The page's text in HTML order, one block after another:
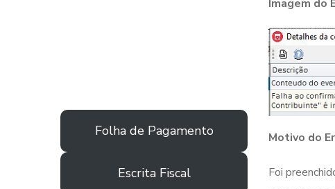
Imagem do
Motivo do
Foi
Folha de Pagamento
Escrita Fiscal